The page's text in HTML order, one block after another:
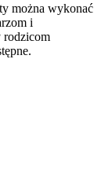
można wykonać
i
rodzicom